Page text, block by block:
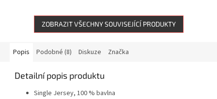
ZOBRAZIT VŠECHNY SOUVISEJÍCÍ PRODUKTY
Popis Podobné (8) Diskuze Značka
Detailní popis produktu
Single Jersey, 100 % bavlna